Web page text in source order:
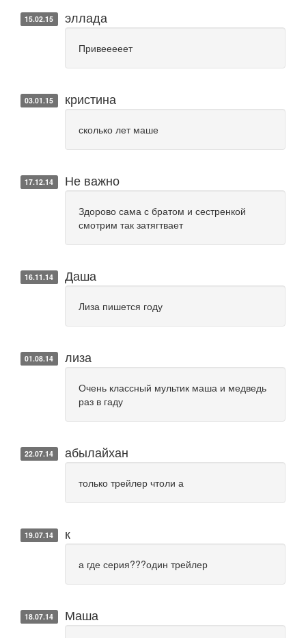
15.02.15 эллада
Привееееет
03.01.15 кристина
сколько лет маше
17.12.14 Не важно
Здорово сама с братом и сестренкой
смотрим так затягтвает
16.11.14 Даша
Лиза пишется году
01.08.14 лиза
Очень классный мультик маша и медведь
раз в гаду
22.07.14 абылайхан
только трейлер чтоли а
19.07.14 к
а где серия???один трейлер
18.07.14 Маша